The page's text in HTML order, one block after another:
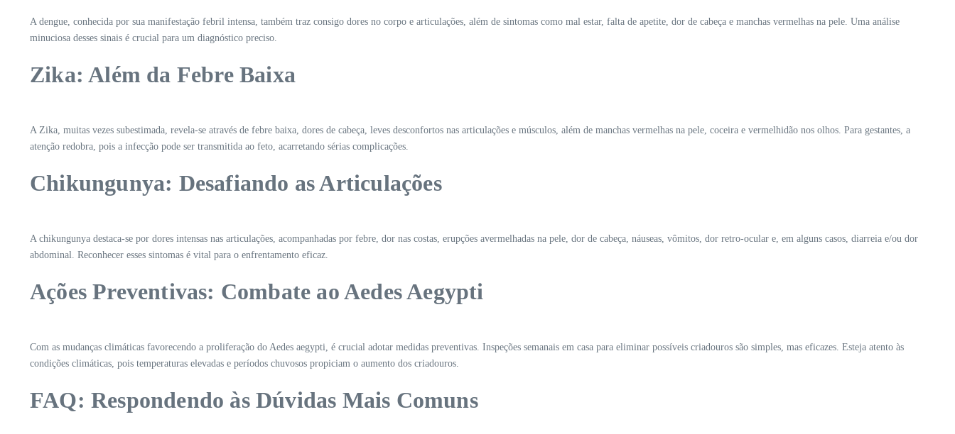
A dengue, conhecida por sua manifestação febril intensa, também traz consigo dores no corpo e articulações, além de sintomas como mal estar, falta de apetite, dor de cabeça e manchas vermelhas na pele. Uma análise
minuciosa desses sinais é crucial para um diagnóstico preciso.
Zika: Além da Febre Baixa
A Zika, muitas vezes subestimada, revela-se através de febre baixa, dores de cabeça, leves desconfortos nas articulações e músculos, além de manchas vermelhas na pele, coceira e vermelhidão nos olhos. Para gestantes, a
atenção redobra, pois a infecção pode ser transmitida ao feto, acarretando sérias complicações.
Chikungunya: Desafiando as Articulações
A chikungunya destaca-se por dores intensas nas articulações, acompanhadas por febre, dor nas costas, erupções avermelhadas na pele, dor de cabeça, náuseas, vômitos, dor retro-ocular e, em alguns casos, diarreia e/ou dor
abdominal. Reconhecer esses sintomas é vital para o enfrentamento eficaz.
Ações Preventivas: Combate ao Aedes Aegypti
Com as mudanças climáticas favorecendo a proliferação do Aedes aegypti, é crucial adotar medidas preventivas. Inspeções semanais em casa para eliminar possíveis criadouros são simples, mas eficazes. Esteja atento às
condições climáticas, pois temperaturas elevadas e períodos chuvosos propiciam o aumento dos criadouros.
FAQ: Respondendo às Dúvidas Mais Comuns